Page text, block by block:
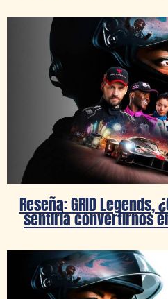
Reseña: GRID Legends,
sentiría convertirnos